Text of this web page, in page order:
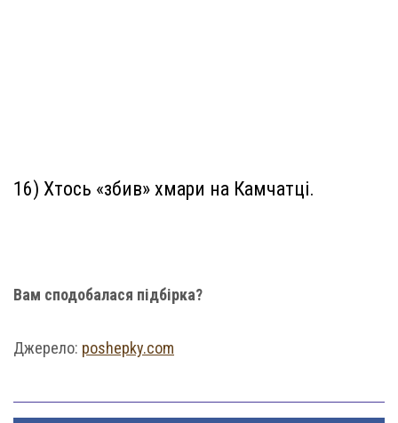
16) Хтось «збив» хмари на Камчатці.
Вам сподобалася підбірка?
Джерело: poshepky.com